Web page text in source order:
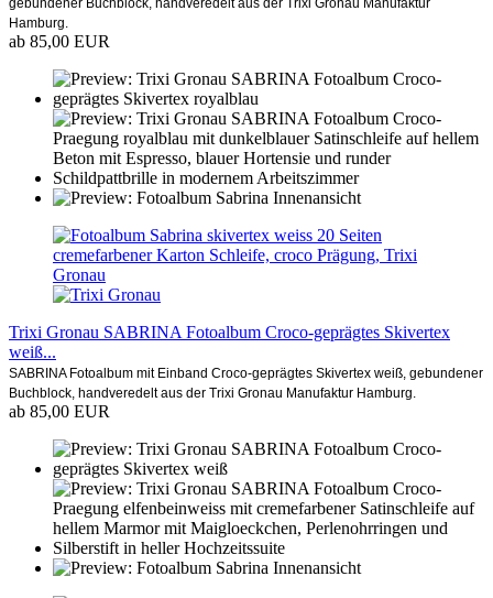
Hamburg.
ab 85,00 EUR
Trixi Gronau SABRINA Fotoalbum Croco-geprägtes Skivertex
weiß...
SABRINA Fotoalbum mit Einband Croco-geprägtes Skivertex weiß, gebundener
Buchblock, handveredelt aus der Trixi Gronau Manufaktur Hamburg.
ab 85,00 EUR